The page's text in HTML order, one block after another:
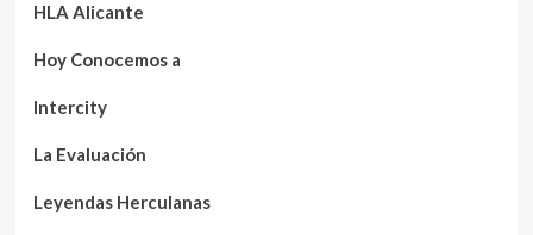
HLA Alicante
Hoy Conocemos a
Intercity
La Evaluación
Leyendas Herculanas